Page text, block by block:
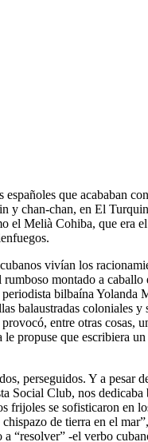
que acababan
y chan-chan, en El
Melià Cohiba, que era
vivían los
montado a caballo
bilbaína
balaustradas coloniales
entre otras cosas,
propuse que escribiera
perseguidos. Y a pesar
Social Club, nos
se sofisticaron en
de tierra en el
-el verbo